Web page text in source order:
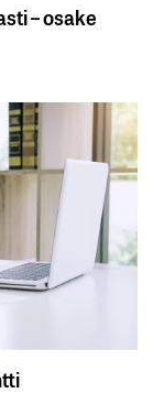
– osake